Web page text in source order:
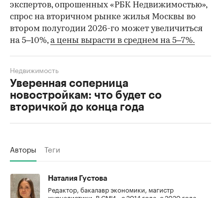
экспертов, опрошенных «РБК Недвижимостью»,
спрос на вторичном рынке жилья Москвы во
втором полугодии 2026-го может увеличиться
на 5–10%,а цены вырасти в среднем на 5–7%.
Уверенная соперница
новостройкам: что будет со
вторичкой до конца года
Недвижимость
Авторы Теги
Наталия Густова
Редактор, бакалавр экономики, магистр